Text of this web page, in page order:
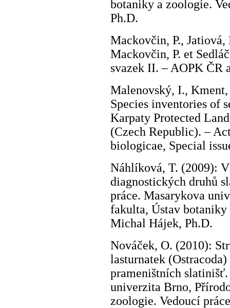
botaniky a zoologie.
Ph.D.
Mackovčin, P.,
Mackovčin, P. et
svazek II. – AOPK ČR
Malenovský, I.,
Species inventories of
Karpaty Protected
(Czech Republic). –
biologicae, Special
Náhlíková, T. (2009):
diagnostických druhů
práce. Masarykova
fakulta, Ústav
Michal Hájek, Ph.D.
Nováček, O. (2010):
lasturnatek
prameništních
univerzita Brno,
zoologie. Vedoucí